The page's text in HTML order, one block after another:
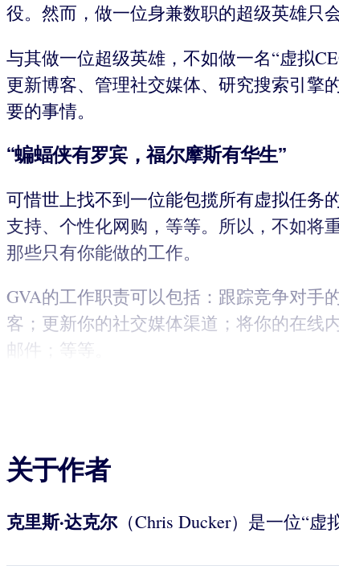
役。然而，做一位身兼数职的超级英雄只
与其做一位超级英雄，不如做一名“虚拟
更新博客、管理社交媒体、研究搜索引擎
要的事情。
“蝙蝠侠有罗宾，福尔摩斯有华生”
可惜世上找不到一位能包揽所有虚拟任务
支持、个性化网购，等等。所以，不如将
那些只有你能做的工作。
GVA的工作职责可以包括：跟踪竞争对手
客；更新你的社交媒体渠道；将你的在线
邮件；等等。
关于作者
克里斯·达克尔（Chris Ducker）是一位“虚